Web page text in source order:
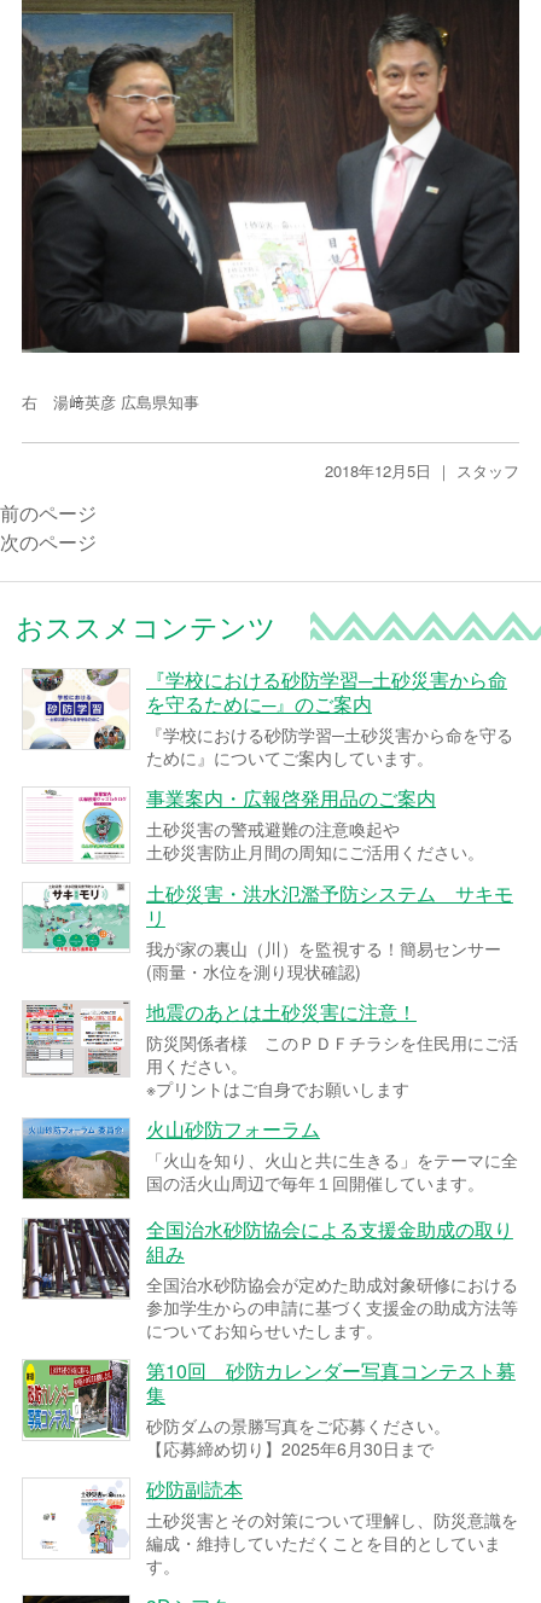
右 湯﨑英彦 広島県知事
2018年12月5日 ｜ スタッフ
前のページ
次のページ
おススメコンテンツ
『学校における砂防学習─土砂災害から命
を守るために─』のご案内
『学校における砂防学習─土砂災害から命を守る
ために』についてご案内しています。
事業案内・広報啓発用品のご案内
土砂災害の警戒避難の注意喚起や
土砂災害防止月間の周知にご活用ください。
土砂災害・洪水氾濫予防システム サキモ
リ
我が家の裏山（川）を監視する！簡易センサー
(雨量・水位を測り現状確認)
地震のあとは土砂災害に注意！
防災関係者様 このＰＤＦチラシを住民用にご活
用ください。
※プリントはご自身でお願いします
火山砂防フォーラム
「火山を知り、火山と共に生きる」をテーマに全
国の活火山周辺で毎年１回開催しています。
全国治水砂防協会による支援金助成の取り
組み
全国治水砂防協会が定めた助成対象研修における
参加学生からの申請に基づく支援金の助成方法等
についてお知らせいたします。
第10回 砂防カレンダー写真コンテスト募
集
砂防ダムの景勝写真をご応募ください。
【応募締め切り】2025年6月30日まで
砂防副読本
土砂災害とその対策について理解し、防災意識を
編成・維持していただくことを目的としていま
す。